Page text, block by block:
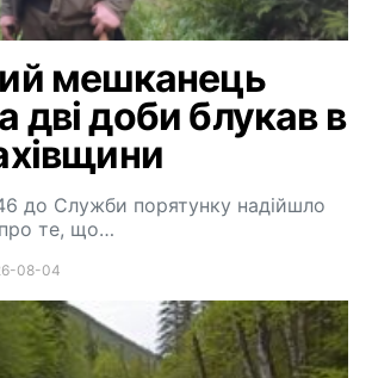
мешканець
дві доби блукав в
до Служби порятунку надійшло
те, що…
08-04